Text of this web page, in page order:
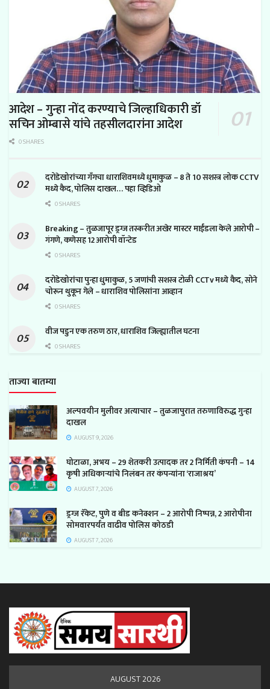
आदेश – गुन्हा नोंद करण्याचे जिल्हाधिकारी डॉ
सचिन ओम्बासे यांचे तहसीलदारांना आदेश
0 SHARES
दरोडेखोरांच्या गँगचा धाराशिवमध्ये धुमाकुळ – 8 ते 10 सशस्त्र लोक CCTV
मध्ये कैद, पोलिस दाखल… पहा व्हिडिओ
0 SHARES
Breaking – तुळजापूर ड्रग्ज तस्करीत अखेर मास्टर माईंडला केले आरोपी –
गंगणे, कणेसह 12 आरोपी वॉन्टेड
0 SHARES
दरोडेखोरांचा पुन्हा धुमाकुळ, 5 जणांची सशस्त्र टोळी CCTv मध्ये कैद, सोने
चोरून थुकून गेले – धाराशिव पोलिसांना आव्हान
0 SHARES
वीज पडुन एक तरुण ठार, धाराशिव जिल्ह्यातील घटना
0 SHARES
ताज्या बातम्या
अल्पवयीन मुलीवर अत्याचार – तुळजापुरात तरुणाविरुद्ध गुन्हा
दाखल
AUGUST 9, 2026
घोटाळा, अभय – 29 शेतकरी उत्पादक तर 2 निर्मिती कंपनी – 14
कृषी अधिकाऱ्यांचे निलंबन तर कंपन्यांना ‘राजाश्रय’
AUGUST 7, 2026
ड्रग्ज रॅकेट, पुणे व बीड कनेक्शन – 2 आरोपी निष्पन्न, 2 आरोपीना
सोमवारपर्यंत वाढीव पोलिस कोठडी
AUGUST 7, 2026
AUGUST 2026